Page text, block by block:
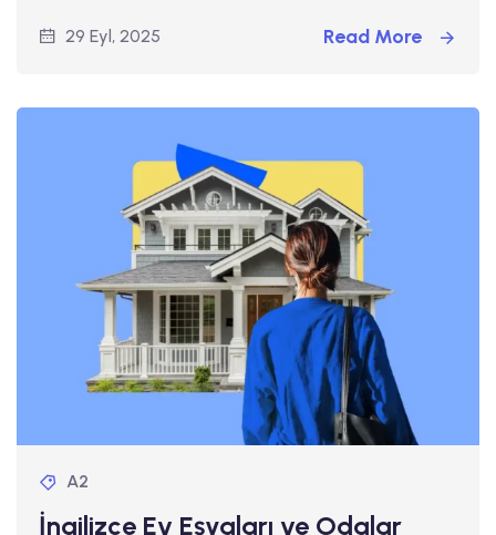
29 Eyl, 2025 Read More
A2
İngilizce Ev Eşyaları ve Odalar